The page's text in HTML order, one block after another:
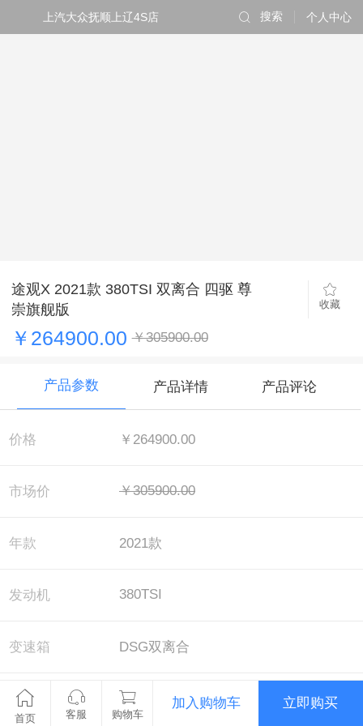
上汽大众抚顺上辽4S店 个人中心
搜索
途观X 2021款 380TSI 双离合 四驱 尊
崇旗舰版
收藏
￥264900.00 ￥305900.00
产品参数 产品详情 产品评论
价格 ￥264900.00
市场价 ￥305900.00
年款 2021款
发动机 380TSI
变速箱 DSG双离合
配置 四驱尊崇旗舰版
首页 客服 购物车
加入购物车 立即购买